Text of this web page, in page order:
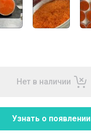
Нет в наличии
Узнать о появлении